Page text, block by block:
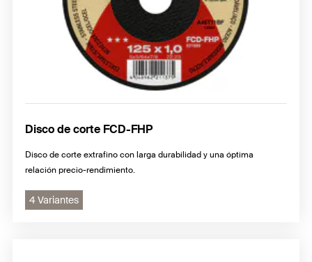
Disco de corte FCD-FHP
Disco de corte extrafino con larga durabilidad y una óptima
relación precio-rendimiento.
4 Variantes